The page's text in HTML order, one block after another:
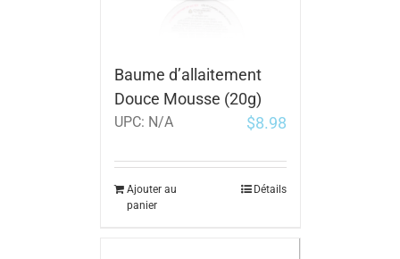
Baume d’allaitement
Douce Mousse (20g)
UPC: N/A $8.98
Ajouter au
panier
Détails